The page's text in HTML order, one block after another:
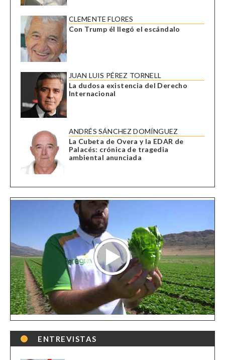
CLEMENTE FLORES
Con Trump él llegó el escándalo
JUAN LUIS PÉREZ TORNELL
La dudosa existencia del Derecho
Internacional
ANDRÉS SÁNCHEZ DOMÍNGUEZ
La Cubeta de Overa y la EDAR de
Palacés: crónica de tragedia
ambiental anunciada
ENTREVISTAS